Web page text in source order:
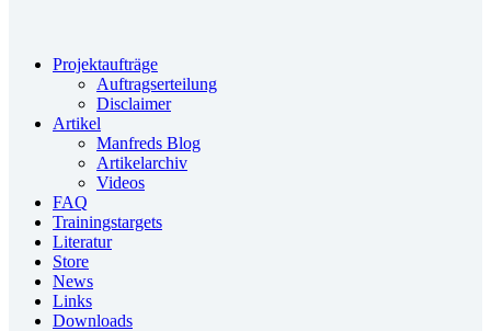
Projektaufträge
Auftragserteilung
Disclaimer
Artikel
Manfreds Blog
Artikelarchiv
Videos
FAQ
Trainingstargets
Literatur
Store
News
Links
Downloads